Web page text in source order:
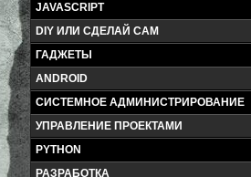
JAVASCRIPT
DIY ИЛИ СДЕЛАЙ САМ
ГАДЖЕТЫ
ANDROID
СИСТЕМНОЕ АДМИНИСТРИРОВАНИЕ
УПРАВЛЕНИЕ ПРОЕКТАМИ
PYTHON
РАЗРАБОТКА